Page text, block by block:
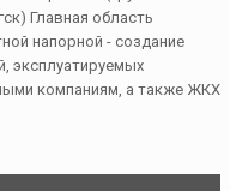
Главная область
напорной - создание
эксплуатируемых
компаниям, а также ЖКХ